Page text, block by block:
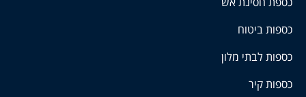
כספות ביטוח
כספות לבתי מלון
כספות קיר